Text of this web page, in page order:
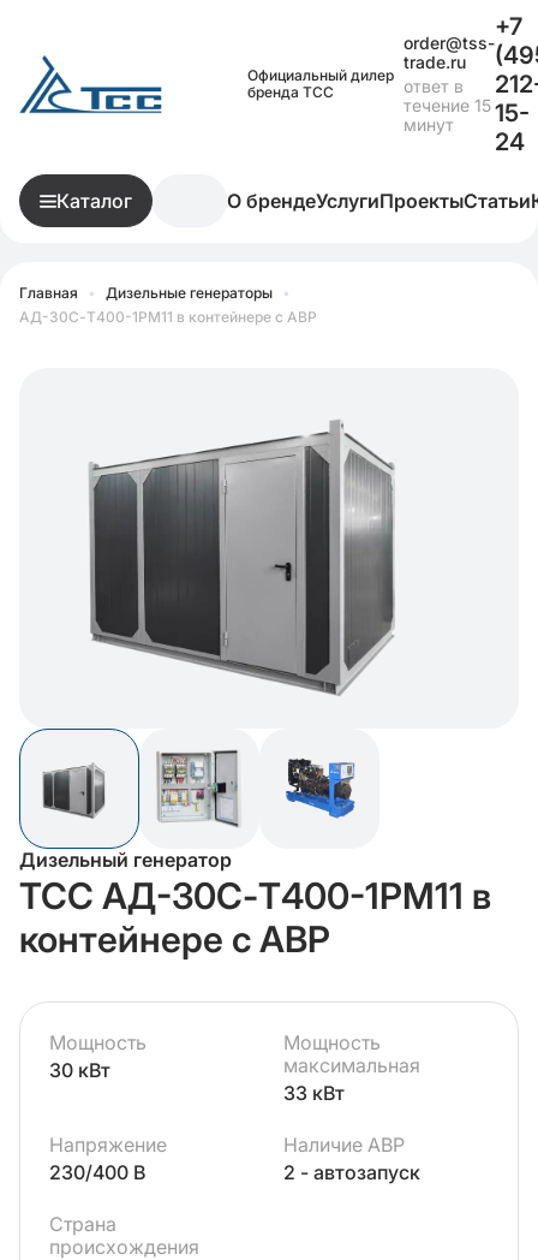
Официальный дилер
бренда ТСС
order@tss-
trade.ru
ответ в
течение 15
минут
+7
15-
24
Каталог О брендеУслугиПроектыСтатьи
Главная • Дизельные генераторы
•
АД-30С-Т400-1РМ11 в контейнере с АВР
Дизельный генератор
ТСС АД-30С-Т400-1РМ11 в
контейнере с АВР
Мощность
30 кВт
Мощность
максимальная
33 кВт
Напряжение
230/400 В
Наличие АВР
2 - автозапуск
Страна
происхождения